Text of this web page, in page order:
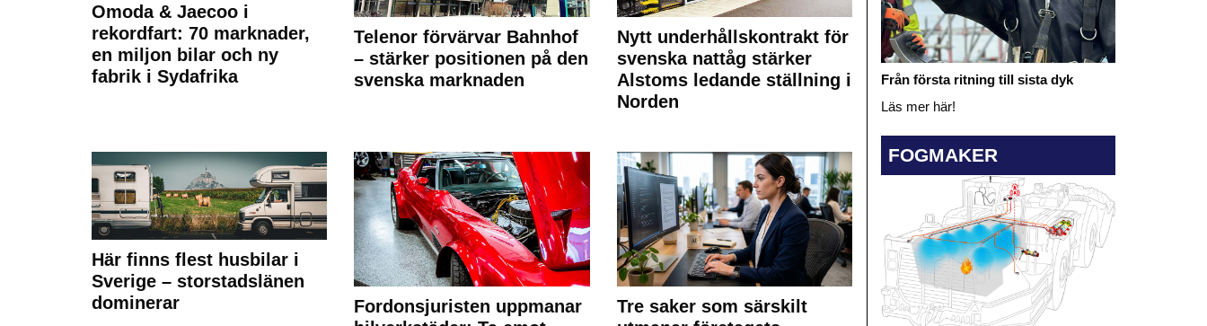
Omoda & Jaecoo i
rekordfart: 70 marknader,
en miljon bilar och ny
fabrik i Sydafrika
Telenor förvärvar Bahnhof
– stärker positionen på den
svenska marknaden
Nytt underhållskontrakt för
svenska nattåg stärker
Alstoms ledande ställning i
Norden
Här finns flest husbilar i
Sverige – storstadslänen
dominerar
Fordonsjuristen uppmanar
Tre saker som särskilt
Från första ritning till sista dyk
Läs mer här!
FOGMAKER